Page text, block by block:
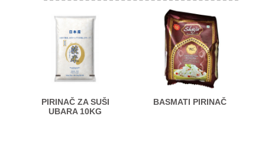
PIRINAČ ZA SUŠI
UBARA 10KG
BASMATI PIRINAČ